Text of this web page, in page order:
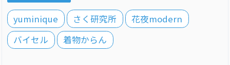
yuminique さく研究所
花夜modern
バイセル
着物からん